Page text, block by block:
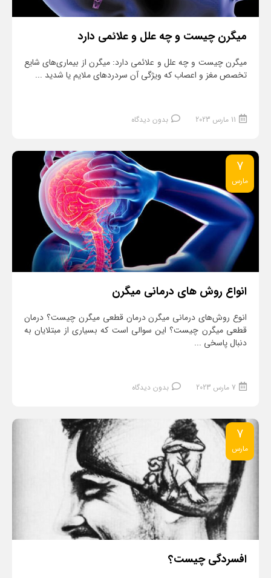
میگرن چیست و چه علل و علائمی دارد
میگرن چیست و چه علل و علائمی دارد: میگرن از بیماری‌های شایع
تخصص مغز و اعصاب که ویژگی آن سردردهای ملایم یا شدید ...
11 مارس 2023 بدون دیدگاه
ادامه مطلب
7
مارس
انواع روش های درمانی میگرن
انوع روش‌های درمانی میگرن درمان قطعی میگرن چیست؟ درمان
قطعی میگرن چیست؟ این سوالی است که بسیاری از مبتلایان به
دنبال پاسخی ...
7 مارس 2023 بدون دیدگاه
7
مارس
افسردگی چیست؟